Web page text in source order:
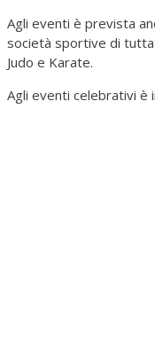
Agli eventi è prevista
società sportive di
Judo e Karate.
Agli eventi celebrativi è